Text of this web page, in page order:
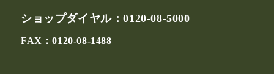
ショップダイヤル：0120-08-5000
FAX：0120-08-1488